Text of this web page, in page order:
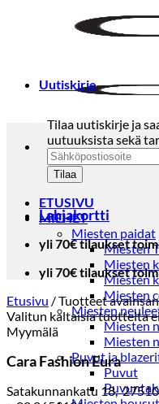
ETUSIVU
MIEHET
Miesten paidat
Miesten
Miesten
Miesten
Miesten
Miesten
Miesten
Miesten
Puvut ja
Puvut
Uutiskirje
Tilaa uutiskirje ja
uutuuksista sekä
Lahjakortti
yli 70€ tilaukset
yli 70€ tilaukset
Etusivu /Tuotteet
Valitun kaltaisia tuotteita
Myymälä
Cara Fashion Eura
Satakunnankatu 18,